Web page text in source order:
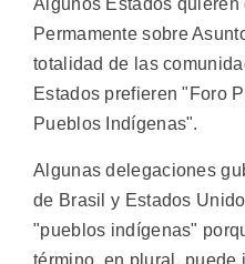
Algunos Estados
Permamente sobre
totalidad de las
Estados prefieren "Foro
Pueblos Indígenas".
Algunas delegaciones
de Brasil y Estados
"pueblos indígenas"
término, en plural, puede